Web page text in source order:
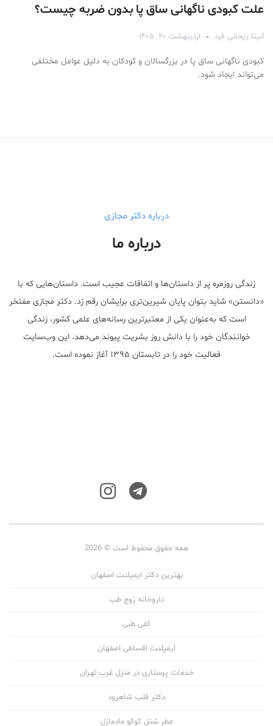
علت کبودی ناگهانی ساق پا بدون ضربه چیست؟
آنیتا ریحانی فرد اردیبهشت ۲۰, ۱۴۰۵
کبودی ناگهانی ساق پا در بزرگسالان و کودکان به دلیل عوامل مختلفی
می‌تواند ایجاد ‌شود.
درباره دکتر مجازی
درباره ما
زندگی روزمره پر از داستان‌ها و اتفاقات عجیب است. داستان‌هایی که با
«دانستن» شاید بتوان پایان شیرین‌تری برایشان رقم زد. دکتر مجازی مفتخر
است که به‌عنوان یکی از معتبر‌ترین رسانه‌های علمی کشور، زندگی
خوانندگان خود را با دانش روز بشریت پیوند می‌دهد. این وب‌سایت
فعالیت خود را در تابستان ۱۳۹۵ آغاز نموده است.
همه حقوق محفوظ است © 2026
بهترین دکتر ایمپلنت اصفهان
داروخانه زوج طب
کفی طبی
ایمپلنت اقساطی اصفهان
خدمات پرستاری در منزل غرب تهران
دکتر قلب شاهرود
عطر شنل کوکو مادمازل